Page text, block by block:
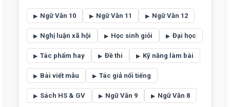
Ngữ Văn 10 Ngữ Văn 11 Ngữ Văn 12
Nghị luận xã hội Học sinh giỏi Đại học
Tác phẩm hay Đề thi Kỹ năng làm bài
Bài viết mẫu Tác giả nổi tiếng
Sách HS & GV Ngữ Văn 9 Ngữ Văn 8